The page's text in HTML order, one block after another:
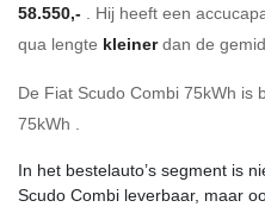
58.550,- . Hij heeft een
qua lengte kleinerdan de
De Fiat Scudo Combi 75kWh is
75kWh .
In het bestelauto’s segment is
Scudo Combi leverbaar, maar